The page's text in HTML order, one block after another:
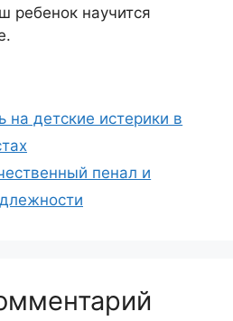
ребенок научится
на детские истерики в
пенал и